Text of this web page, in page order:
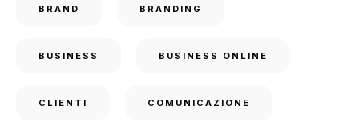
BRAND BRANDING
BUSINESS BUSINESS ONLINE
CLIENTI COMUNICAZIONE